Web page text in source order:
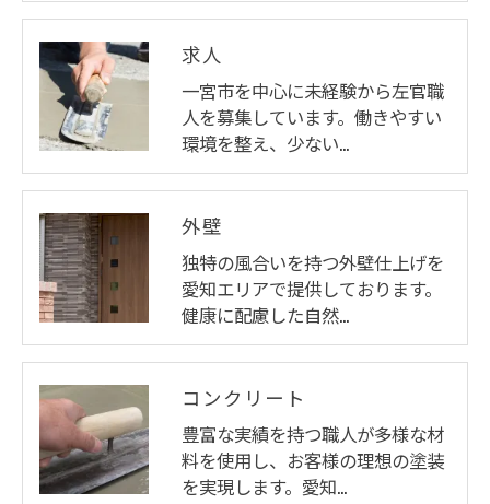
求人
一宮市を中心に未経験から左官職
人を募集しています。働きやすい
環境を整え、少ない…
外壁
独特の風合いを持つ外壁仕上げを
愛知エリアで提供しております。
健康に配慮した自然…
コンクリート
豊富な実績を持つ職人が多様な材
料を使用し、お客様の理想の塗装
を実現します。愛知…